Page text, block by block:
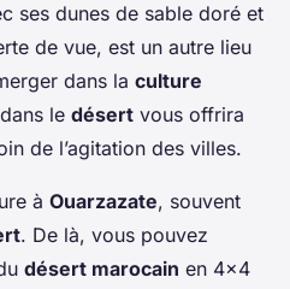
ses dunes de sable doré et
de vue, est un autre lieu
dans la culture
le désert vous offrira
de l’agitation des villes.
à Ouarzazate, souvent
. De là, vous pouvez
désert marocain en 4x4